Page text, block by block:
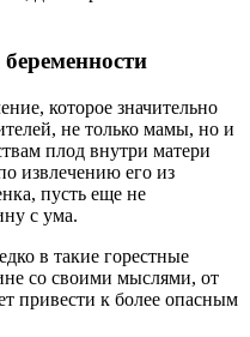
которое значительно
не только мамы, но и
плод внутри матери
извлечению его из
пусть еще не
с ума.
в такие горестные
со своими мыслями, от
привести к более опасным